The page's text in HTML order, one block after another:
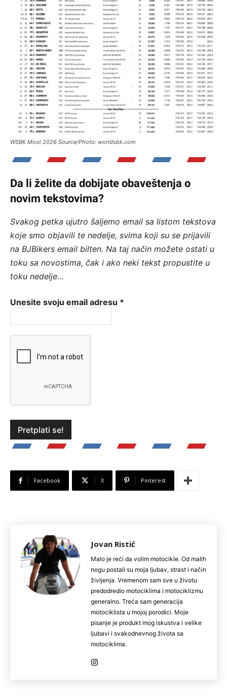
WSBK Most 2026 Source/Photo: worldsbk.com
Da li želite da dobijate obaveštenja o
novim tekstovima?
Svakog petka ujutro šaljemo email sa listom tekstova
koje smo objavili te nedelje, svima koji su se prijavili
na BJBikers email bilten. Na taj način možete ostati u
toku sa novostima, čak i ako neki tekst propustite u
toku nedelje…
Unesite svoju email adresu *
Facebook X Pinterest
Jovan Ristić
Malo je reći da volim motocikle. Od malih
nogu postali su moja ljubav, strast i način
življenja. Vremenom sam sve u životu
predodredio motociklima i motociklizmu
generalno. Treća sam generacija
motociklista u mojoj porodici. Moje
pisanje je produkt mog iskustva i velike
ljubavi i svakodnevnog života sa
motociklima.